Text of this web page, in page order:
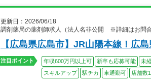
更新日：2026/06/18
調剤薬局の薬剤師求人（法人名非公開 ※詳細はお問合
【広島県広島市】JR山陽本線！広
注目ポイント 年収600万円以上可 新卒も応募可能 未
スキルアップ
駅チカ 車通勤可 店舗数